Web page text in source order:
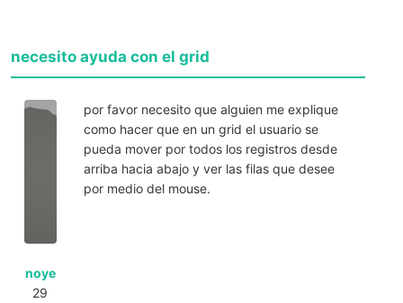
necesito ayuda con el grid
noye
29
por favor necesito que alguien me explique
como hacer que en un grid el usuario se
pueda mover por todos los registros desde
arriba hacia abajo y ver las filas que desee
por medio del mouse.